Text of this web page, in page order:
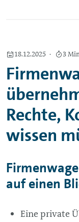
18.12.2025 3
Rechte,
wissen
auf einen
Eine private